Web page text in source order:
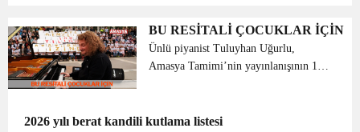
çift tüp tünel, 6 adet köprü (bölünmüş),
1 adet kavşak köprüsü, 2 adet aç-kapa
yapılarınd...
BU RESİTALİ ÇOCUKLAR İÇİN
Ünlü piyanist Tuluyhan Uğurlu,
Amasya Tamimi’nin yayınlanışının 100.
verdi. Gazi Mustafa Kemal Atatürk ve
2026 yılı berat kandili kutlama listesi